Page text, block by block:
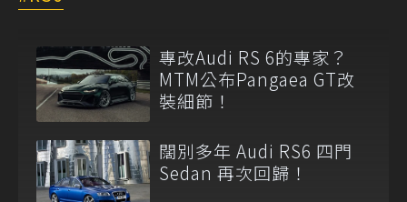
專改Audi RS 6的專家？
MTM公布Pangaea GT改
裝細節！
闊別多年 Audi RS6 四門
Sedan 再次回歸！